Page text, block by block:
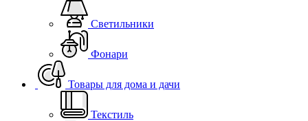
Светильники
Фонари
Товары для дома и дачи
Текстиль